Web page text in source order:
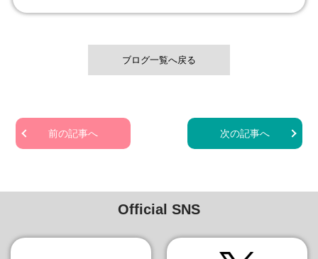
ブログ一覧へ戻る
前の記事へ 次の記事へ
Official SNS